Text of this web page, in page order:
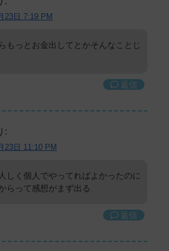
23日 7:19 PM
もっとお金出してとかそんなことじ
返信
:
23日 11:10 PM
しく個人でやってればよかったのに
らって感想がまず出る
返信